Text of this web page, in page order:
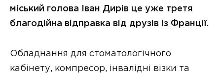
міський голова Іван Дирів це уже третя
благодійна відправка від друзів із Франції.
Обладнання для стоматологічного
кабінету, компресор, інвалідні візки та